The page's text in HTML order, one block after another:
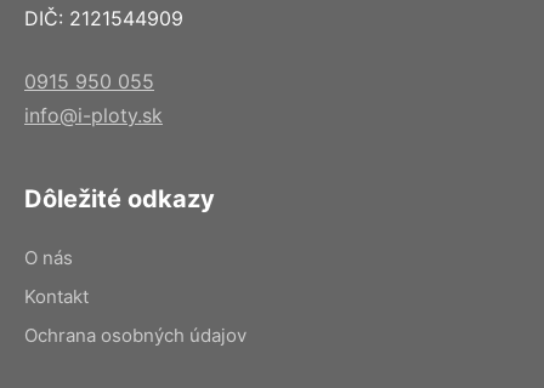
DIČ: 2121544909
0915 950 055
info@i-ploty.sk
Dôležité odkazy
O nás
Kontakt
Ochrana osobných údajov